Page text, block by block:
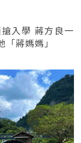
入學 蔣方良一
蔣媽媽」